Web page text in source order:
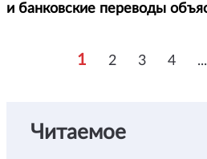
и банковские переводы
1 2 3 4 ...
Читаемое